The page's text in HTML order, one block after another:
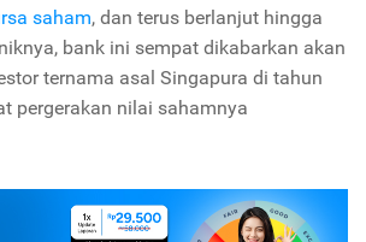
saham, dan terus berlanjut hingga
bank ini sempat dikabarkan akan
ternama asal Singapura di tahun
pergerakan nilai sahamnya